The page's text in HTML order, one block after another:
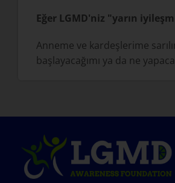
Eğer LGMD'niz "yarın
Anneme ve kardeşlerime
başlayacağımı ya da ne